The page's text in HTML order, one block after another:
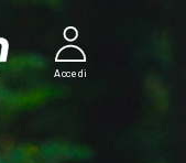
Accedi